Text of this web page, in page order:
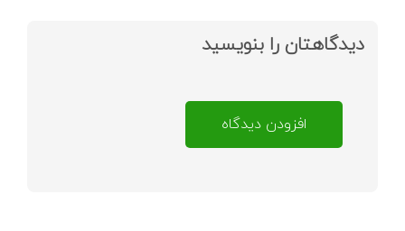
دیدگاهتان را بنویسید
افزودن دیدگاه